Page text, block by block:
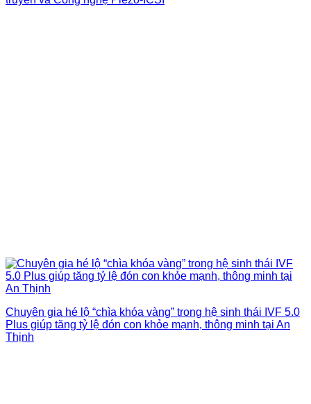
Chuyên gia hé lộ “chìa khóa vàng” trong hệ sinh thái IVF 5.0
Plus giúp tăng tỷ lệ đón con khỏe mạnh, thông minh tại An
Thịnh